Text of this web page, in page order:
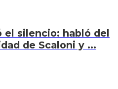
el silencio: habló del
de Scaloni y ...